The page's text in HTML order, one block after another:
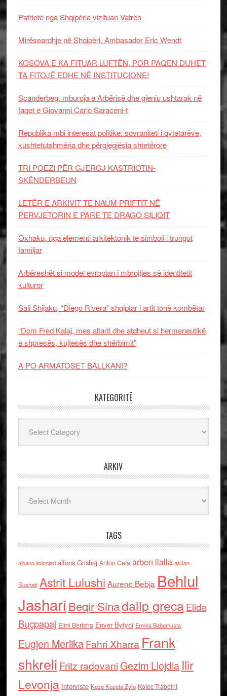
Patriotë nga Shqipëria vizituan Vatrën
Mirëseardhje në Shqipëri, Ambasador Eric Wendt
KOSOVA E KA FITUAR LUFTËN, POR PAQEN DUHET
TA FITOJË EDHE NË INSTITUCIONE!
Scanderbeg, mburoja e Arbërisë dhe gjeniu ushtarak në
faqet e Giovanni Carlo Saraceni-t
Republika mbi interesat politike: sovraniteti i qytetarëve,
kushtetutshmëria dhe përgjegjësia shtetërore
TRI POEZI PËR GJERGJ KASTRIOTIN-
SKËNDERBEUN
LETËR E ARKIVIT TE NAUM PRIFTIT NË
PERVJETORIN E PARE TE DRAGO SILIQIT
Oxhaku, nga elementi arkitektonik te simboli i trungut
familjar
Arbëreshët si model evropian i mbrojtjes së identitetit
kulturor
Sali Shijaku, “Diego Rivera” shqiptar i artit tonë kombëtar
“Dom Fred Kalaj, mes altarit dhe atdheut si hermeneutikë
e shpresës, kujtesës dhe shërbimit”
A PO ARMATOSET BALLKANI?
KATEGORITË
ARKIV
TAGS
albano kolonjari alfons Grishaj Anton Cefa arben llalla asllan
Bushati Astrit Lulushi Aurenc Bebja Behlul
Jashari Beqir Sinadalip grecaElida
Buçpapaj Elmi Berisha Enver Bytyci Ermira Babamusta
Eugjen MerlikaFahri Xharra Frank
shkreli Fritz radovaniGezim Llojdia Ilir
Levonja Interviste Keze Kozeta Zylo Kolec Traboini